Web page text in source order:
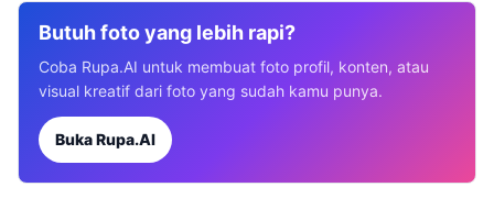
Butuh foto yang lebih rapi?
Coba Rupa.AI untuk membuat foto profil, konten, atau
visual kreatif dari foto yang sudah kamu punya.
Buka Rupa.AI